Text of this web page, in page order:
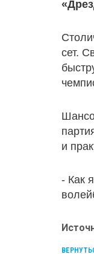
сет.
и
- Как